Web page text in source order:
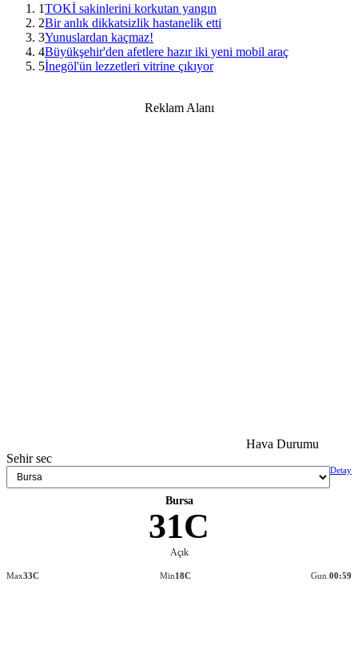
1TOKİ sakinlerini korkutan yangın
2Bir anlık dikkatsizlik hastanelik etti
3Yunuslardan kaçmaz!
4Büyükşehir'den afetlere hazır iki yeni mobil araç
5İnegöl'ün lezzetleri vitrine çıkıyor
Reklam Alanı
Hava Durumu
Sehir sec
Detay
Bursa
31C
Açık
Max33C Min18C Gun. 00:59